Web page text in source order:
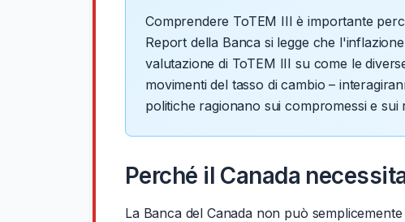
Comprendere ToTEM III è importante
Report della Banca si legge che
valutazione di ToTEM III su come le
movimenti del tasso di cambio –
politiche ragionano sui compromessi e sui
Perché il Canada
La Banca del Canada non può